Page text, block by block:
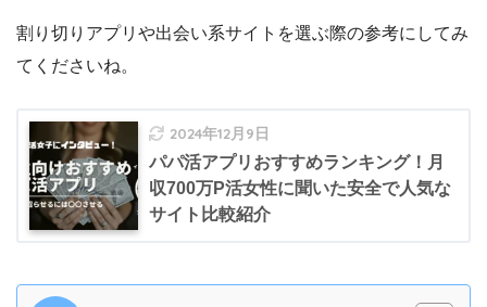
割り切りアプリや出会い系サイトを選ぶ際の参考にしてみ
てくださいね。
2024年12月9日
パパ活アプリおすすめランキング！月
収700万P活女性に聞いた安全で人気な
サイト比較紹介